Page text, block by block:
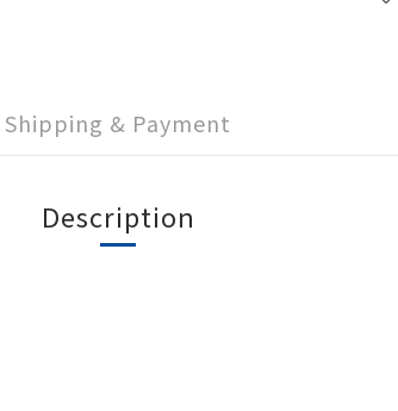
Shipping & Payment
Description